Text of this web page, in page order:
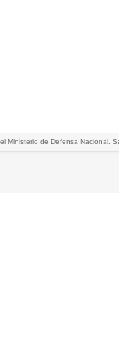
Ministerio de Defensa Nacional.